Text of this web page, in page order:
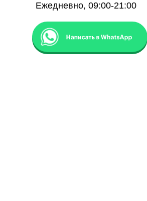
Ежедневно, 09:00-21:00